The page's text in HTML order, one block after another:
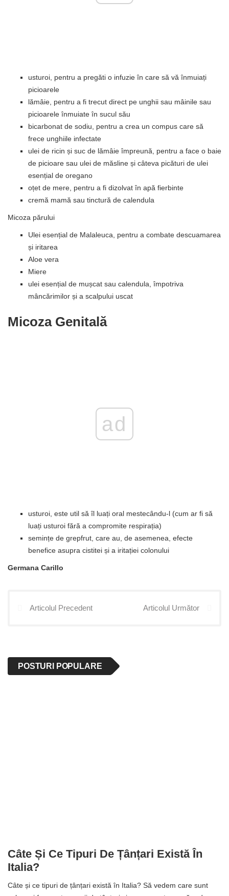
usturoi, pentru a pregăti o infuzie în care să vă înmuiați
picioarele
lămâie, pentru a fi trecut direct pe unghii sau mâinile sau
picioarele înmuiate în sucul său
bicarbonat de sodiu, pentru a crea un compus care să
frece unghiile infectate
ulei de ricin și suc de lămâie împreună, pentru a face o baie
de picioare sau ulei de măsline și câteva picături de ulei
esențial de oregano
oțet de mere, pentru a fi dizolvat în apă fierbinte
cremă mamă sau tinctură de calendula
Micoza părului
Ulei esențial de Malaleuca, pentru a combate descuamarea
și iritarea
Aloe vera
Miere
ulei esențial de mușcat sau calendula, împotriva
mâncărimilor și a scalpului uscat
Micoza Genitală
ad
usturoi, este util să îl luați oral mestecându-l (cum ar fi să
luați usturoi fără a compromite respirația)
semințe de grepfrut, care au, de asemenea, efecte
benefice asupra cistitei și a iritației colonului
Germana Carillo
Articolul Precedent Articolul Următor
POSTURI POPULARE
Câte Și Ce Tipuri De Țânțari Există În
Italia?
Câte și ce tipuri de țânțari există în Italia? Să vedem care sunt